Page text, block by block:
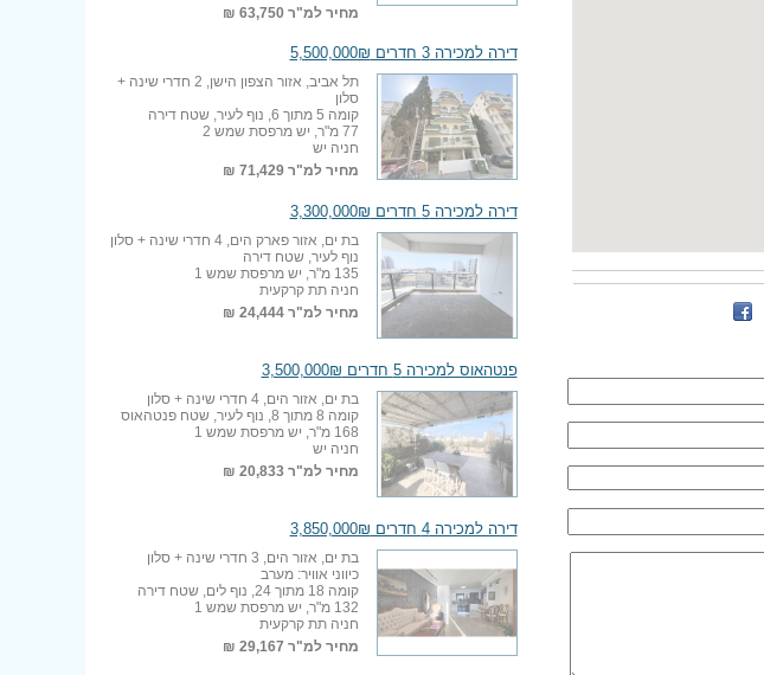
מחיר למ"ר 63,750 ₪
דירה למכירה 3 חדרים 5,500,000₪
תל אביב, אזור הצפון הישן, 2 חדרי שינה +
סלון
קומה 5 מתוך 6, נוף לעיר, שטח דירה
77 מ"ר, יש מרפסת שמש 2
חניה יש
מחיר למ"ר71,429 ₪
דירה למכירה 5 חדרים 3,300,000₪
בת ים, אזור פארק הים, 4 חדרי שינה + סלון
נוף לעיר, שטח דירה
135 מ"ר, יש מרפסת שמש 1
חניה תת קרקעית
מחיר למ"ר24,444 ₪
פנטהאוס למכירה 5 חדרים 3,500,000₪
בת ים, אזור הים, 4 חדרי שינה + סלון
קומה 8 מתוך 8, נוף לעיר, שטח פנטהאוס
168 מ"ר, יש מרפסת שמש 1
חניה יש
מחיר למ"ר20,833 ₪
דירה למכירה 4 חדרים 3,850,000₪
בת ים, אזור הים, 3 חדרי שינה + סלון
כיווני אוויר: מערב
קומה 18 מתוך 24, נוף לים, שטח דירה
132 מ"ר, יש מרפסת שמש 1
חניה תת קרקעית
מחיר למ"ר 29,167 ₪